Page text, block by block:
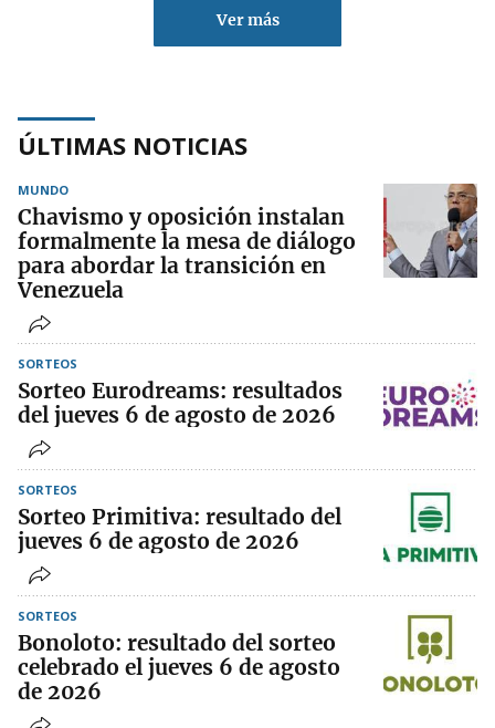
Ver más
ÚLTIMAS NOTICIAS
MUNDO
Chavismo y oposición instalan
formalmente la mesa de diálogo
para abordar la transición en
Venezuela
SORTEOS
Sorteo Eurodreams: resultados
del jueves 6 de agosto de 2026
SORTEOS
Sorteo Primitiva: resultado del
jueves 6 de agosto de 2026
SORTEOS
Bonoloto: resultado del sorteo
celebrado el jueves 6 de agosto
de 2026